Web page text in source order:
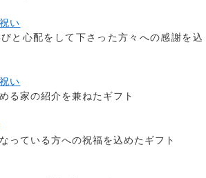
い
と心配をして下さった方々への感謝を込
い
る家の紹介を兼ねたギフト
っている方への祝福を込めたギフト